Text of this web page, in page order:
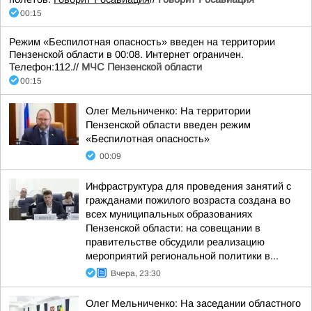
00:15
Режим «Беспилотная опасность» введен на территории
Пензенской области в 00:08. Интернет ограничен.
Телефон:112.// МЧС Пензенской области
00:15
Олег Мельниченко: На территории
Пензенской области введен режим
«Беспилотная опасность»
00:09
Инфраструктура для проведения занятий с
гражданами пожилого возраста создана во
всех муниципальных образованиях
Пензенской области: на совещании в
правительстве обсудили реализацию
мероприятий региональной политики в...
Вчера, 23:30
Олег Мельниченко: На заседании областного